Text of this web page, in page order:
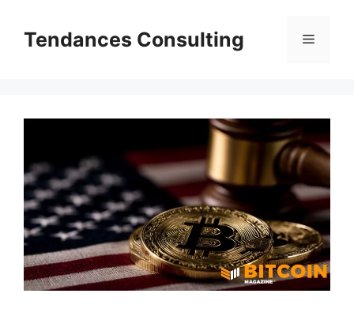
contenuTendances Consulting Menu